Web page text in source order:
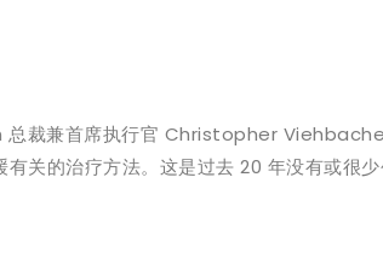
裁兼首席执行官 Christopher Viehbacher
关的治疗方法。这是过去 20 年没有或很